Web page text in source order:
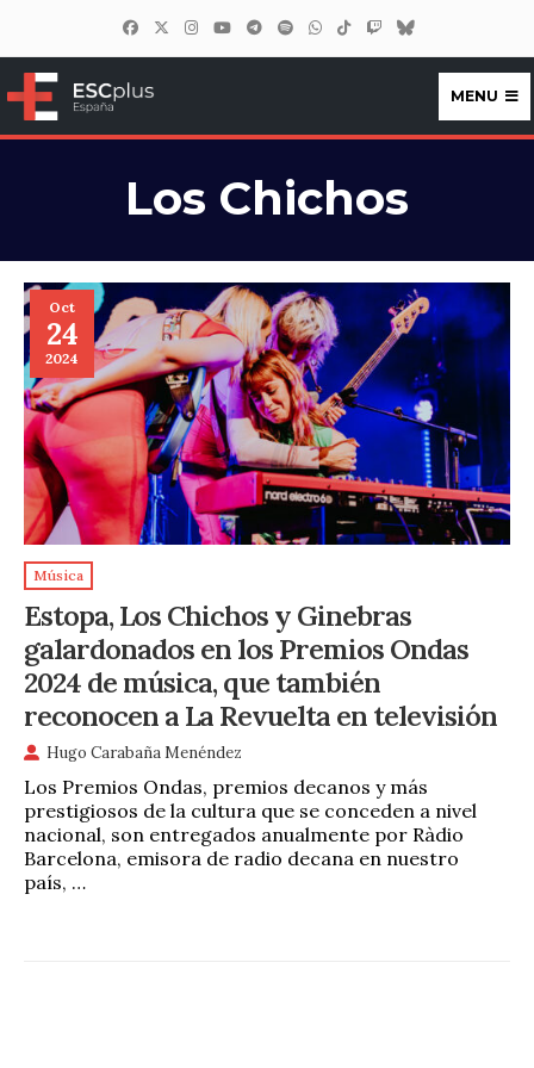
ESCplus España
MENU
Los Chichos
Oct
24
2024
Música
Estopa, Los Chichos y Ginebras
galardonados en los Premios Ondas
2024 de música, que también
reconocen a La Revuelta en televisión
Hugo Carabaña Menéndez
Los Premios Ondas, premios decanos y más
prestigiosos de la cultura que se conceden a nivel
nacional, son entregados anualmente por Ràdio
Barcelona, emisora de radio decana en nuestro
país, …